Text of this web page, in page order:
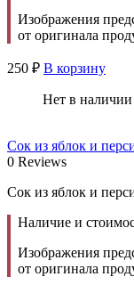
Изображения
от оригинала
250 ₽ В корзину
Нет в наличии
Сок из яблок и
0 Reviews
Сок из яблок и
Наличие и
Изображения
от оригинала